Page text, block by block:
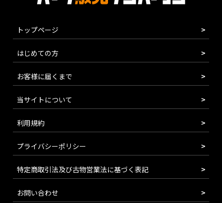
トップページ
はじめての方
お客様に届くまで
当サイトについて
利用規約
プライバシーポリシー
特定商取引法及び古物営業法に基づく表記
お問い合わせ